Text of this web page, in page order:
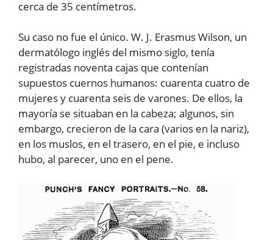
cerca de 35 centímetros.
Su caso no fue el único. W. J. Erasmus Wilson, un
dermatólogo inglés del mismo siglo, tenía
registradas noventa cajas que contenían
supuestos cuernos humanos: cuarenta cuatro de
mujeres y cuarenta seis de varones. De ellos, la
mayoría se situaban en la cabeza; algunos, sin
embargo, crecieron de la cara (varios en la nariz),
en los muslos, en el trasero, en el pie, e incluso
hubo, al parecer, uno en el pene.